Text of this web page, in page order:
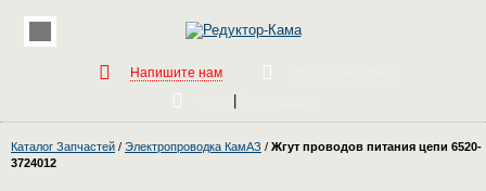
Напишите нам
Каталог Запчастей / Электропроводка КамАЗ / Жгут проводов питания цепи 6520-
3724012